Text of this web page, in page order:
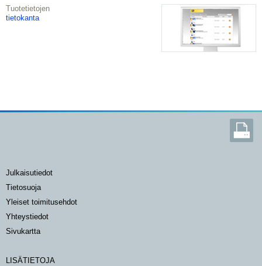
Tuotetietojen
tietokanta
julkaisutiedot
tietosuoja
yleiset toimitusehdot
yhteystiedot
sivukartta
LISÄTIETOJA